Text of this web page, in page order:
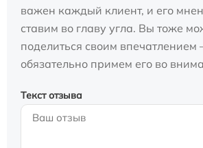
важен каждый клиент, и его
ставим во главу угла. Вы тоже
поделиться своим
обязательно примем его во
Текст отзыва